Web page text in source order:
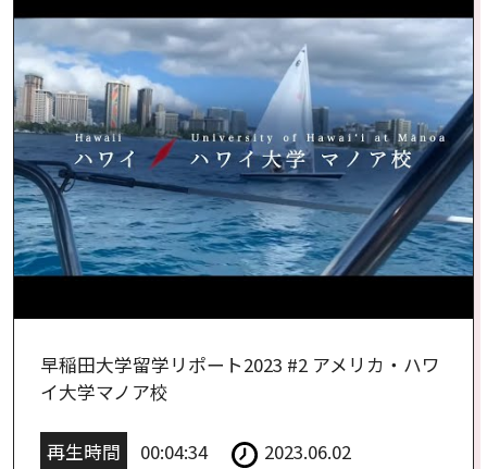
早稲田大学留学リポート2023 #2 アメリカ・ハワ
イ大学マノア校
再生時間 00:04:34 2023.06.02